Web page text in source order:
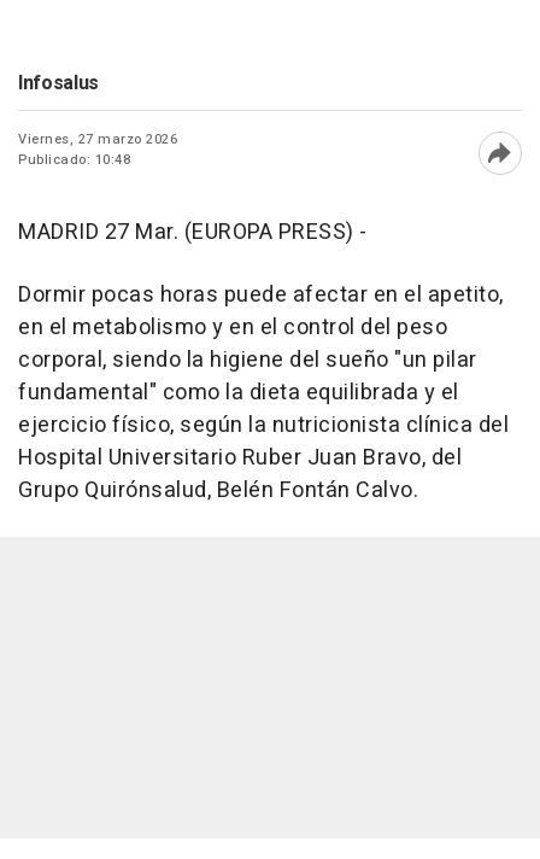
Infosalus
Viernes, 27 marzo 2026
Publicado: 10:48
MADRID 27 Mar. (EUROPA PRESS) -
Dormir pocas horas puede afectar en el apetito,
en el metabolismo y en el control del peso
corporal, siendo la higiene del sueño "un pilar
fundamental" como la dieta equilibrada y el
ejercicio físico, según la nutricionista clínica del
Hospital Universitario Ruber Juan Bravo, del
Grupo Quirónsalud, Belén Fontán Calvo.